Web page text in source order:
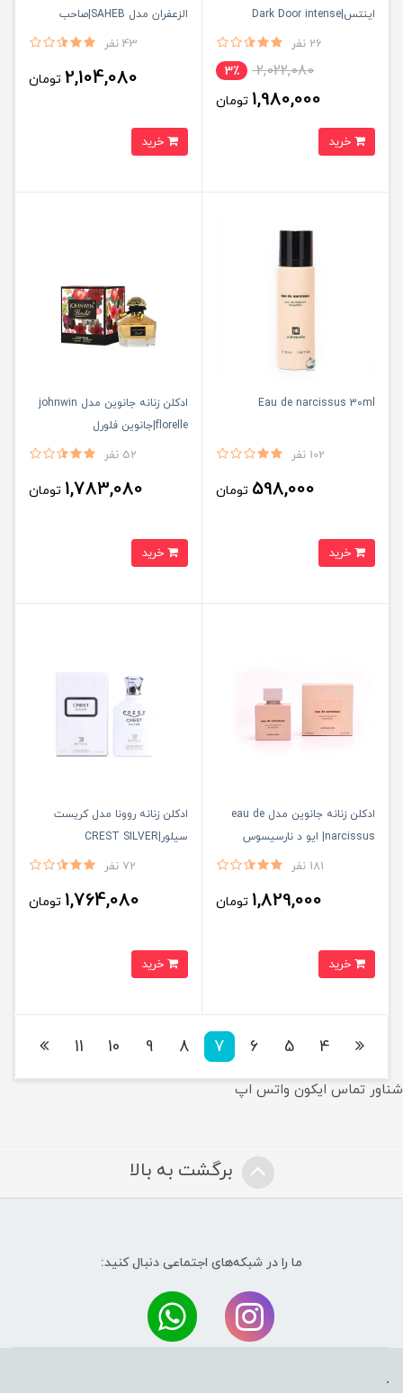
اينتس|Dark Door intense
26 نفر
2,022,080 3٪
1,980,000 تومان
الزعفران مدل SAHEB|صاحب
43 نفر
2,104,080 تومان
Eau de narcissus 30ml
102 نفر
598,000 تومان
ادكلن زنانه جانوين مدل johnwin
florelle|جانوين فلورل
52 نفر
1,783,080 تومان
ادكلن زنانه جانوين مدل eau de
narcissus| ايو د نارسيسوس
181 نفر
1,829,000 تومان
ادكلن زنانه روونا مدل كريست
سيلور|CREST SILVER
72 نفر
1,764,080 تومان
4
5
6
7
8
9
10
11
شناور تماس ایکون واتس اپ
برگشت به بالا
ما را در شبکه‌های اجتماعی دنبال کنید:
.